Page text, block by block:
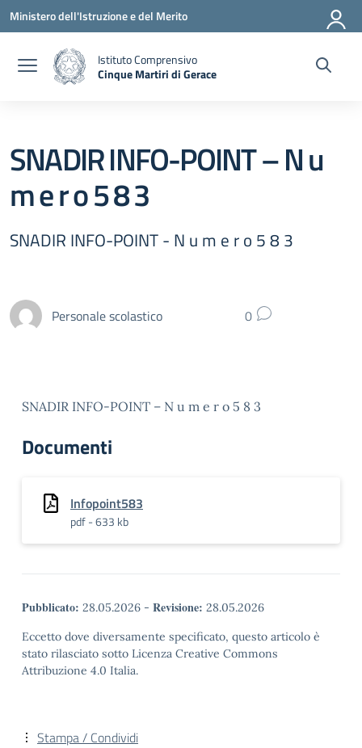
Vai ai contenuti
Vai al menu di navigazione
Vai al footer
Ministero dell'Istruzione e del Merito
Istituto Comprensivo
Cinque Martiri di Gerace
SNADIR INFO-POINT – N u
m e r o 5 8 3
SNADIR INFO-POINT - N u m e r o 5 8 3
Personale scolastico 0
SNADIR INFO-POINT – N u m e r o 5 8 3
Documenti
Infopoint583
pdf - 633 kb
Pubblicato: 28.05.2026 - Revisione: 28.05.2026
Eccetto dove diversamente specificato, questo articolo è
stato rilasciato sotto Licenza Creative Commons
Attribuzione 4.0 Italia.
Stampa / Condividi